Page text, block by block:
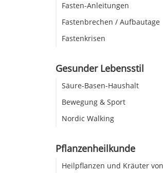
Fasten-Anleitungen
Fastenbrechen / Aufbautage
Fastenkrisen
Gesunder Lebensstil
Säure-Basen-Haushalt
Bewegung & Sport
Nordic Walking
Pflanzenheilkunde
Heilpflanzen und Kräuter